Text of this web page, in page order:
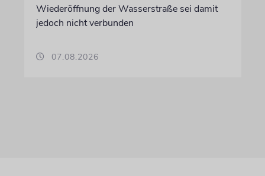
Wiederöffnung der Wasserstraße sei damit
jedoch nicht verbunden
07.08.2026